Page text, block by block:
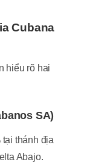
Cubana
hiểu rõ hai
SA)
thánh địa
Abajo.